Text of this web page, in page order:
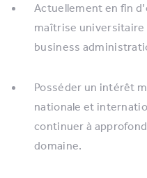
Actuellement en fin
maîtrise universitaire
business
Posséder un intérêt
nationale et
continuer à
domaine.